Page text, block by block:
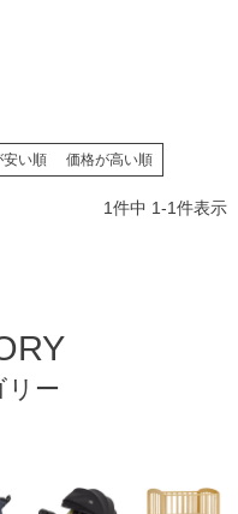
安い順 価格が高い順
1件中 1-1件表示
リー